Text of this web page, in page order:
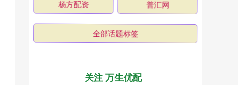
杨方配资 普汇网
全部话题标签
关注 万生优配